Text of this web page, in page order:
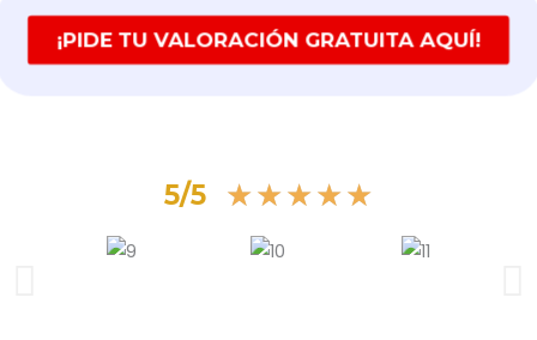
¡PIDE TU VALORACIÓN GRATUITA AQUÍ!
5/5 ★★★★★